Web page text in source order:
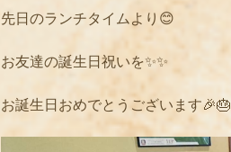
先日のランチタイムより😊
お友達の誕生日祝いを✨✨
お誕生日おめでとうございます🎉🎂